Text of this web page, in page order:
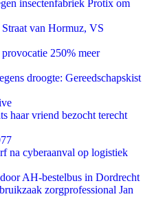
insectenfabriek Protix om
van Hormuz, VS
250% meer
droogte: Gereedschapskist
haar vriend bezocht terecht
na cyberaanval op logistiek
AH-bestelbus in Dordrecht
zorgprofessional Jan